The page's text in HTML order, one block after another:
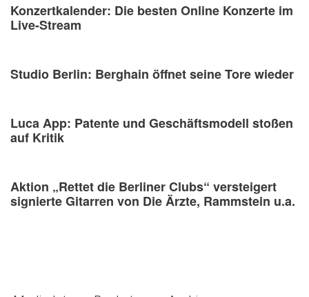
Konzertkalender: Die besten Online Konzerte im
Live-Stream
Studio Berlin: Berghain öffnet seine Tore wieder
Luca App: Patente und Geschäftsmodell stoßen
auf Kritik
Aktion „Rettet die Berliner Clubs“ versteigert
signierte Gitarren von Die Ärzte, Rammstein u.a.